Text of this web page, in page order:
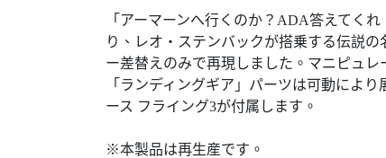
「アーマーンへ行くのか？ADA答えてく
り、レオ・ステンバックが搭乗する伝説
ー差替えのみで再現しました。マニピュ
「ランディングギア」パーツは可動によ
ース フライング3が付属します。
※本製品は再生産です。